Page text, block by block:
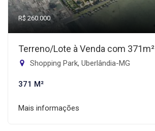
R$ 260.000
Terreno/Lote à Venda com 371m²
Shopping Park, Uberlândia-MG
371 M²
Mais informações